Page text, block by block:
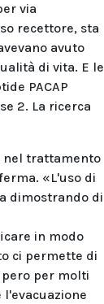
via
recettore, sta
avuto
di vita. E le
PACAP
2. La ricerca
nel trattamento
«L'uso di
dimostrando di
in modo
ci permette di
per molti